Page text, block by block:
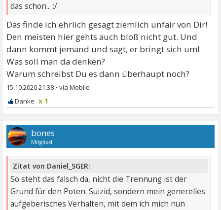
das schon... :/
Das finde ich ehrlich gesagt ziemlich unfair von Dir!
Den meisten hier gehts auch bloß nicht gut. Und
dann kommt jemand und sagt, er bringt sich um!
Was soll man da denken?
Warum schreibst Du es dann überhaupt noch?
15.10.2020 21:38 •
x 1
bones
Mitglied
Zitat von Daniel_SGER:
So steht das falsch da, nicht die Trennung ist der
Grund für den Poten. Suizid, sondern mein generelles
aufgeberisches Verhalten, mit dem ich mich nun